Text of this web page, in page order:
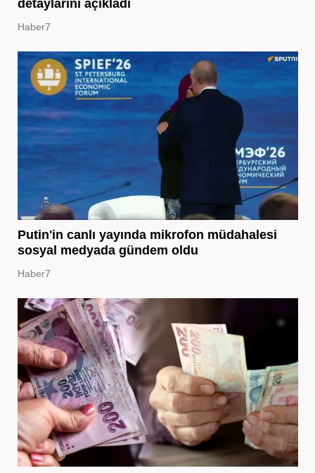
detaylarını açıkladı
Haber7
Putin'in canlı yayında mikrofon müdahalesi
sosyal medyada gündem oldu
Haber7